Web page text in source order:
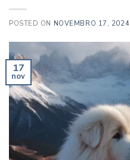
POSTED ON NOVEMBRO 17, 2024
17
nov